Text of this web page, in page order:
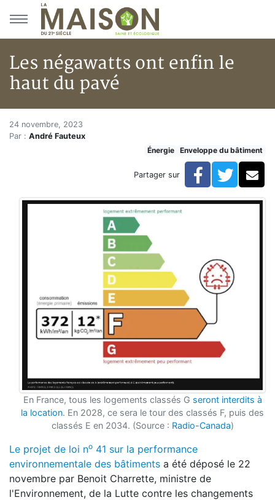
Aller au menu principal
Aller au contenu principal
Les négawatts ont enfin le
haut du pavé
Accueil
Articles
Les négawatts ont enfin le haut du pavé
Les négawatts ont enfin le
24 novembre, 2023
Par : André Fauteux
Énergie
Enveloppe du bâtiment
Partager sur Facebook
En France, tous les logements classés G seront interdits à
la location. En 2028, ce sera le tour des classés F, puis des
classés E en 2034. (Source : Radio-Canada)
Le projet de loi no 41 sur la performance
environnementale des bâtiments a été déposé le 22
novembre par Benoit Charrette, ministre de
l'Environnement, de la Lutte contre les changements